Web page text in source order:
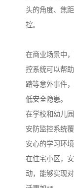
头的角度、焦
控。
在商业场景中
控系统可以帮
踏等意外事件
低安全隐患。
在学校和幼儿
安防监控系统
安心的学习环
在住宅小区，
动，能够实现